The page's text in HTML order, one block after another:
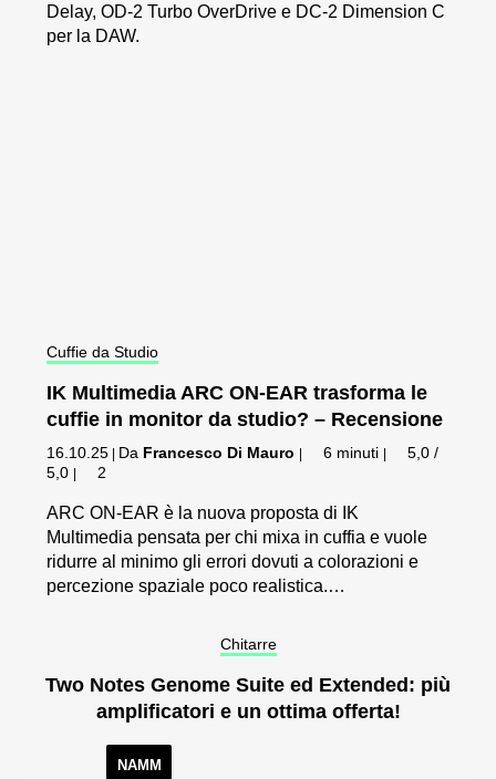
Delay, OD-2 Turbo OverDrive e DC-2 Dimension C
per la DAW.
Cuffie da Studio
IK Multimedia ARC ON-EAR trasforma le
cuffie in monitor da studio? – Recensione
16.10.25 | Da Francesco Di Mauro | 6 minuti |
5,0 /
5,0 | 2
ARC ON-EAR è la nuova proposta di IK
Multimedia pensata per chi mixa in cuffia e vuole
ridurre al minimo gli errori dovuti a colorazioni e
percezione spaziale poco realistica.…
Chitarre
Two Notes Genome Suite ed Extended: più
amplificatori e un ottima offerta!
NAMM